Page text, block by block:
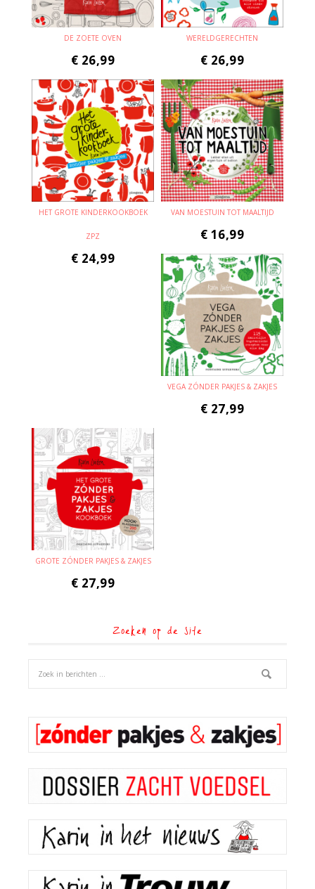
DE ZOETE OVEN
€ 26,99
WERELDGERECHTEN
€ 26,99
HET GROTE KINDERKOOKBOEK
ZPZ
€ 24,99
VAN MOESTUIN TOT MAALTIJD
€ 16,99
VEGA ZÓNDER PAKJES & ZAKJES
€ 27,99
GROTE ZÓNDER PAKJES & ZAKJES
€ 27,99
Zoeken op de site